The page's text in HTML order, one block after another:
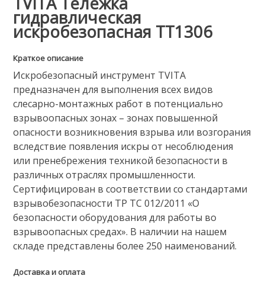
гидравлическая
искробезопасная TT1306
Краткое описание
Искробезопасный инструмент TVITA
предназначен для выполнения всех видов
слесарно-монтажных работ в потенциально
взрывоопасных зонах – зонах повышенной
опасности возникновения взрыва или возгорания
вследствие появления искры от несоблюдения
или пренебрежения техникой безопасности в
различных отраслях промышленности.
Сертифицирован в соответствии со стандартами
взрывобезопасности ТР ТС 012/2011 «О
безопасности оборудования для работы во
взрывоопасных средах». В наличии на нашем
складе представлены более 250 наименований.
Доставка и оплата